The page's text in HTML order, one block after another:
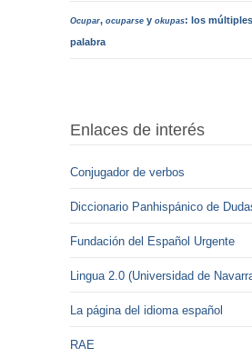
Ocupar,ocuparse yokupas: los
palabra
Enlaces de interés
Conjugador de verbos
Diccionario Panhispánico de
Fundación del Español Urgente
Lingua 2.0 (Universidad de
La página del idioma español
RAE